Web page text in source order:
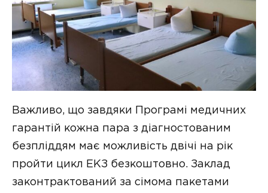
Важливо, що завдяки Програмі медичних
гарантій кожна пара з діагностованим
безпліддям має можливість двічі на рік
пройти цикл ЕКЗ безкоштовно. Заклад
законтрактований за сімома пакетами